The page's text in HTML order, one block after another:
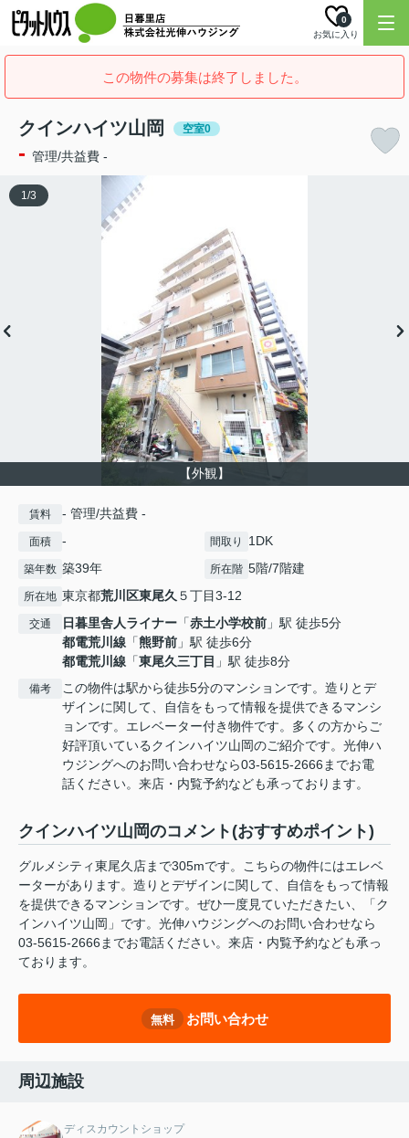
お気に入り
0
この物件の募集は終了しました。
クインハイツ山岡 空室0
- 管理/共益費 -
【外観】
1/3
賃料 - 管理/共益費 -
面積 - 間取り 1DK
築年数 築39年 所在階 5階/7階建
所在地 東京都荒川区東尾久５丁目3-12
交通 日暮里舎人ライナー 「赤土小学校前 」駅 徒歩5分
都電荒川線 「熊野前 」駅 徒歩6分
都電荒川線 「東尾久三丁目 」駅 徒歩8分
備考
この物件は駅から徒歩5分のマンションです。造りとデ
ザインに関して、自信をもって情報を提供できるマンシ
ョンです。エレベーター付き物件です。多くの方からご
好評頂いているクインハイツ山岡のご紹介です。光伸ハ
ウジングへのお問い合わせなら03-5615-2666までお電
話ください。来店・内覧予約なども承っております。
クインハイツ山岡のコメント(おすすめポイント)
グルメシティ東尾久店まで305mです。こちらの物件にはエレベ
ーターがあります。造りとデザインに関して、自信をもって情報
を提供できるマンションです。ぜひ一度見ていただきたい、「ク
インハイツ山岡」です。光伸ハウジングへのお問い合わせなら
03-5615-2666までお電話ください。来店・内覧予約なども承っ
ております。
無料 お問い合わせ
周辺施設
ディスカウントショップ